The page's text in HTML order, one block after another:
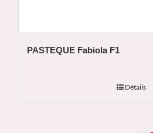
PASTEQUE Fabiola F1
Détails